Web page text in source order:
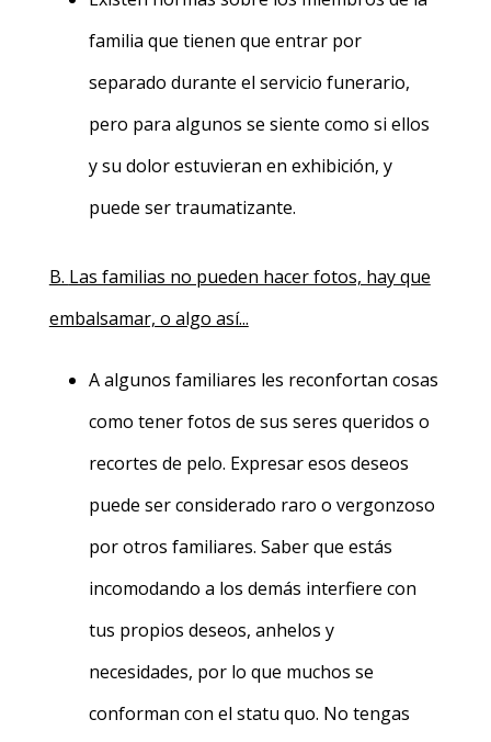
familia que tienen que entrar por
separado durante el servicio funerario,
pero para algunos se siente como si ellos
y su dolor estuvieran en exhibición, y
puede ser traumatizante.
B. Las familias no pueden hacer fotos, hay que
embalsamar, o algo así...
A algunos familiares les reconfortan cosas
como tener fotos de sus seres queridos o
recortes de pelo. Expresar esos deseos
puede ser considerado raro o vergonzoso
por otros familiares. Saber que estás
incomodando a los demás interfiere con
tus propios deseos, anhelos y
necesidades, por lo que muchos se
conforman con el statu quo. No tengas